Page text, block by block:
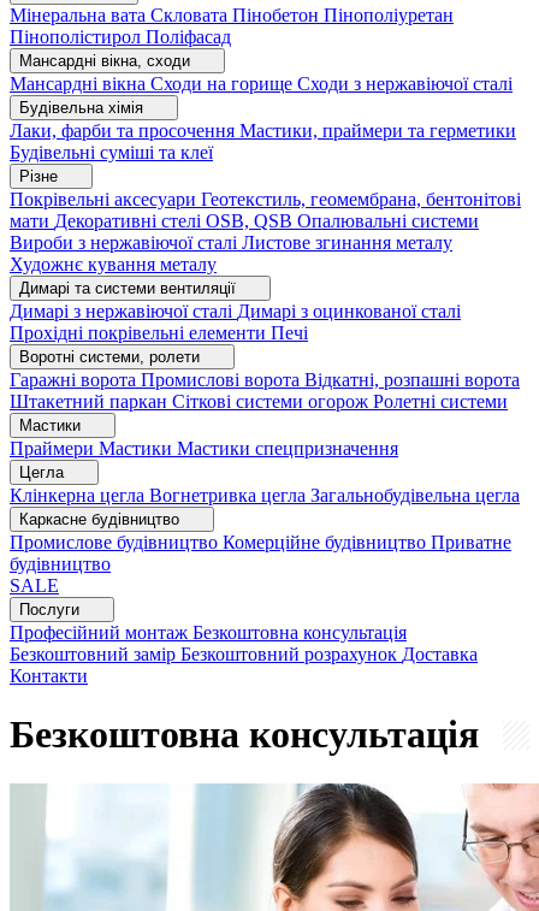
Мінеральна вата Скловата Пінобетон Пінополіуретан
Пінополістирол Поліфасад
Мансардні вікна, сходи
Мансардні вікна Сходи на горище Сходи з нержавіючої сталі
Будівельна хімія
Лаки, фарби та просочення Мастики, праймери та герметики
Будівельні суміші та клеї
Різне
Покрівельні аксесуари Геотекстиль, геомембрана, бентонітові
мати Декоративні стелі OSB, QSB Опалювальні системи
Вироби з нержавіючої сталі Листове згинання металу
Художнє кування металу
Димарі та системи вентиляції
Димарі з нержавіючої сталі Димарі з оцинкованої сталі
Прохідні покрівельні елементи Печі
Воротні системи, ролети
Гаражні ворота Промислові ворота Відкатні, розпашні ворота
Штакетний паркан Сіткові системи огорож Ролетні системи
Мастики
Праймери Мастики Мастики спецпризначення
Цегла
Клінкерна цегла Вогнетривка цегла Загальнобудівельна цегла
Каркасне будівництво
Промислове будівництво Комерційне будівництво Приватне
будівництво
SALE
Послуги
Професійний монтаж Безкоштовна консультація
Безкоштовний замір Безкоштовний розрахунок Доставка
Контакти
Безкоштовна консультація